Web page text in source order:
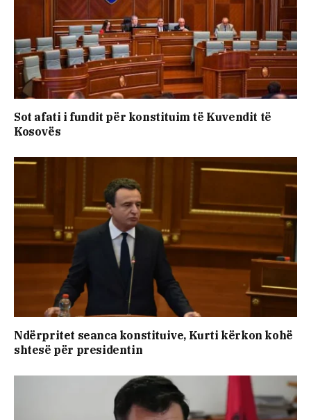
Sot afati i fundit për konstituim të Kuvendit të
Kosovës
Ndërpritet seanca konstituive, Kurti kërkon kohë
shtesë për presidentin